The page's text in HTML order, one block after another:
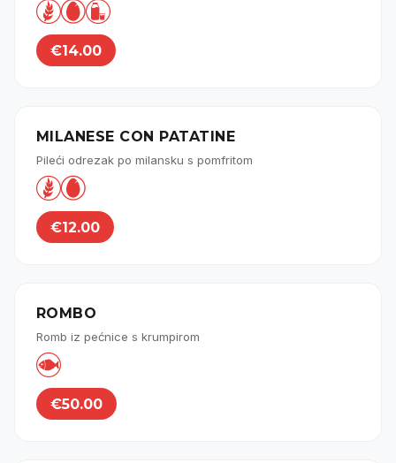

€14.00
MILANESE CON PATATINE
Pileći odrezak po milansku s pomfritom

€12.00
ROMBO
Romb iz pećnice s krumpirom

€50.00